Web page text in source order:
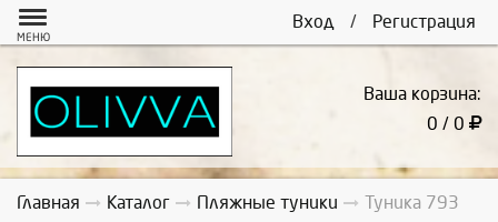
Вход / Регистрация
МЕНЮ
Ваша корзина:
0 / 0
Главная Каталог Пляжные туники Туника 793